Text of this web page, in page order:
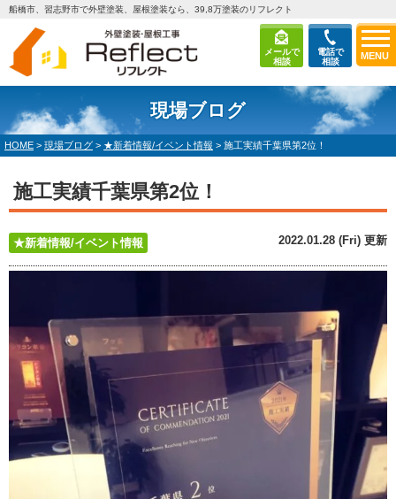
メールで
相談
電話で
相談
MENU
船橋市、習志野市で外壁塗装、屋根塗装なら、39,8万塗装のリフレクト
現場ブログ
HOME > 現場ブログ > ★新着情報/イベント情報 > 施工実績千葉県第2位！
施工実績千葉県第2位！
★新着情報/イベント情報 2022.01.28 (Fri) 更新